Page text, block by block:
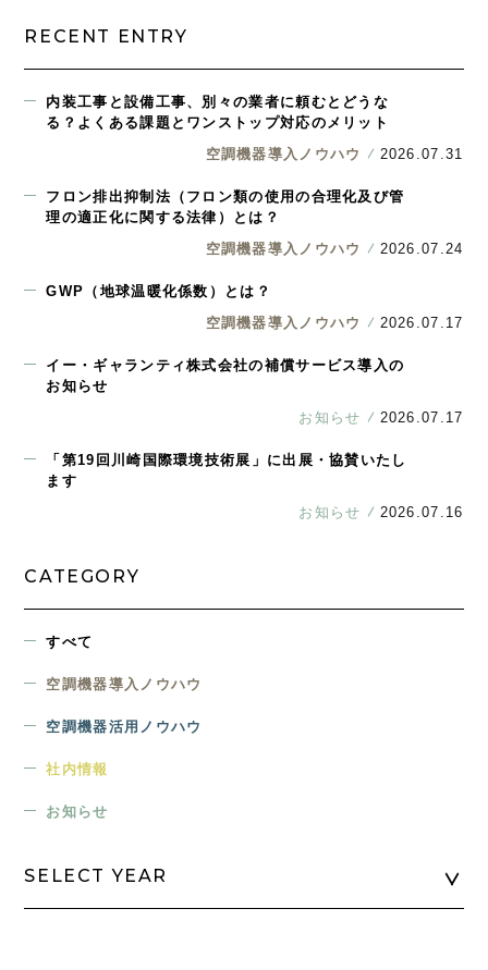
RECENT ENTRY
内装工事と設備工事、別々の業者に頼むとどうな
る？よくある課題とワンストップ対応のメリット
空調機器導入ノウハウ
2026.07.31
フロン排出抑制法（フロン類の使用の合理化及び管
理の適正化に関する法律）とは？
空調機器導入ノウハウ
2026.07.24
GWP（地球温暖化係数）とは？
空調機器導入ノウハウ
2026.07.17
イー・ギャランティ株式会社の補償サービス導入の
お知らせ
お知らせ
2026.07.17
「第19回川崎国際環境技術展」に出展・協賛いたし
ます
お知らせ
2026.07.16
CATEGORY
すべて
空調機器導入ノウハウ
空調機器活用ノウハウ
社内情報
お知らせ
SELECT YEAR